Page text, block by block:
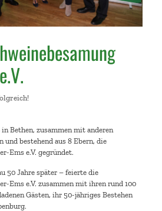
Bethen, zusammen mit anderen
und bestehend aus 8 Ebern, die
Ems e.V. gegründet.
50 Jahre später – feierte die
Ems e.V. zusammen mit ihren rund 100
Gästen, ihr 50-jähriges Bestehen